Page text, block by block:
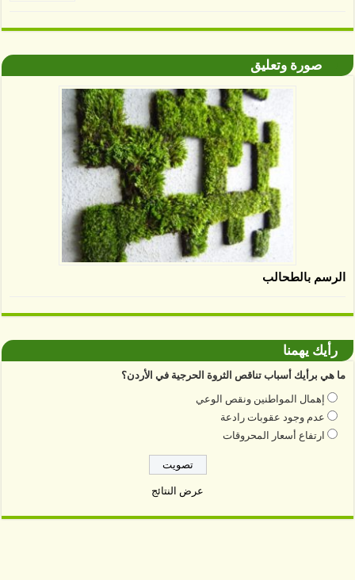
صورة وتعليق
الرسم بالطحالب
رأيك يهمنا
ما هي برأيك أسباب تناقص الثروة الحرجية في الأردن؟
إهمال المواطنين ونقص الوعي
عدم وجود عقوبات رادعة
ارتفاع أسعار المحروقات
عرض النتائج